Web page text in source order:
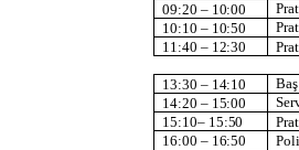
09:20 – 10:00
10:10 – 10:50
11:40 – 12:30
13:30 – 14:10 Baş
14:20 – 15:00
15:10– 15:50
16:00 – 16:50